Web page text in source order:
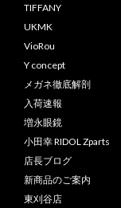
TIFFANY
UKMK
VioRou
Y concept
メガネ徹底解剖
入荷速報
増永眼鏡
小田幸 RIDOL Zparts
店長ブログ
新商品のご案内
東刈谷店